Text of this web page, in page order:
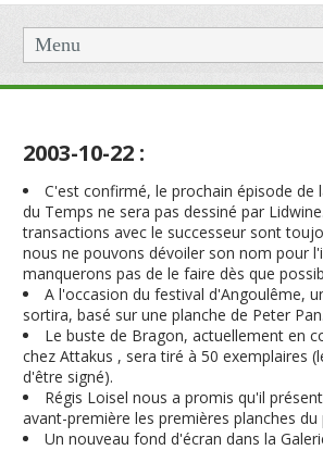
Menu
2003-10-22 :
C'est confirmé, le prochain épisode de
du Temps ne sera pas dessiné par
transactions avec le successeur sont
nous ne pouvons dévoiler son nom pour
manquerons pas de le faire dès que
A l'occasion du festival d'Angoulême,
sortira, basé sur une planche de Peter Pan.
Le buste de Bragon, actuellement en
chez Attakus , sera tiré à 50 exemplaires
d'être signé).
Régis Loisel nous a promis qu'il
avant-première les premières planches du
Un nouveau fond d'écran dans la